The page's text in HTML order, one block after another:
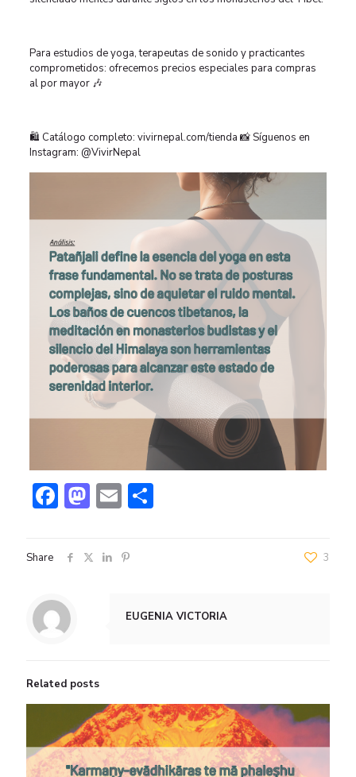
Para estudios de yoga, terapeutas de sonido y practicantes
comprometidos: ofrecemos precios especiales para compras
al por mayor 🎶
🛍️ Catálogo completo: vivirnepal.com/tienda 📸 Síguenos en
Instagram: @VivirNepal
Facebook
Mastodon
EmailCompartir
Share 3
EUGENIA VICTORIA
Related posts